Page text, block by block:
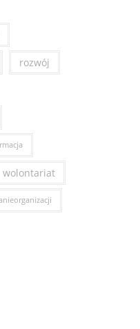
rozwój
wolontariat